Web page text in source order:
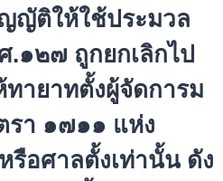
ญญัติให้ใช้ประมวล
๒๗ ถูกยกเลิกไป
ายาทตั้งผู้จัดการม
รา ๑๗๑๑ แห่ง
รือศาลตั้งเท่านั้น ดัง